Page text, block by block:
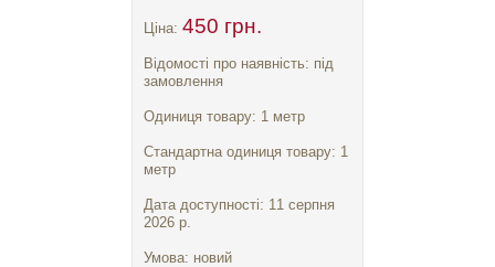
Ціна: 450 грн.
Відомості про наявність: під
замовлення
Одиниця товару: 1 метр
Стандартна одиниця товару: 1
метр
Дата доступності: 11 серпня
2026 р.
Умова: новий